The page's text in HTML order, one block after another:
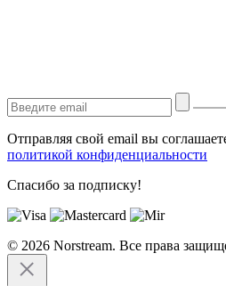
Отправляя свой email вы
политикой конфиденциальности
Спасибо за подписку!
© 2026 Norstream. Все права